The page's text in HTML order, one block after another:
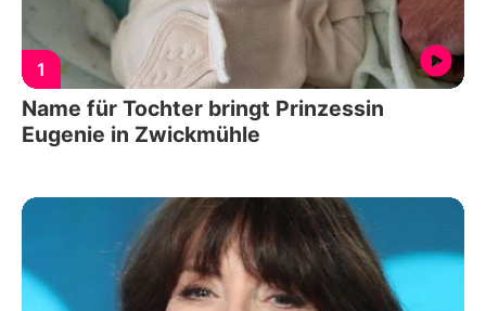
1
Name für Tochter bringt Prinzessin
Eugenie in Zwickmühle